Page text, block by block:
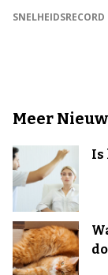
SNELHEIDSRECORD
Meer
Is